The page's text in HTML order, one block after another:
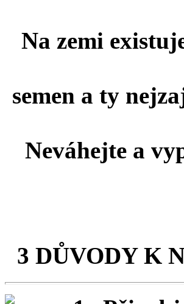
Na zemi
semen a ty
Neváhejte a
3 DŮVODY K